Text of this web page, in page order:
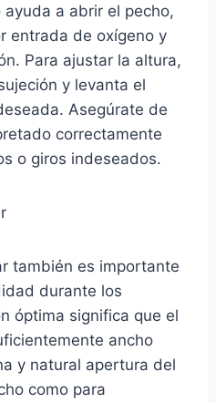
a abrir el pecho,
entrada de oxígeno y
Para ajustar la altura,
y levanta el
Asegúrate de
correctamente
o giros indeseados.
también es importante
durante los
óptima significa que el
ancho
y natural apertura del
como para